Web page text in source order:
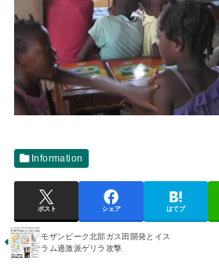
Information
ポスト シェア はてブ
モザンビーク北部ガス田開発とイス
ラム過激派ゲリラ攻撃